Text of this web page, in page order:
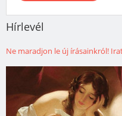
Hírlevél
Ne maradjon le új írásainkról!